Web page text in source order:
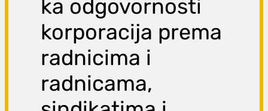
ka odgovornosti
korporacija prema
radnicima i
radnicama,